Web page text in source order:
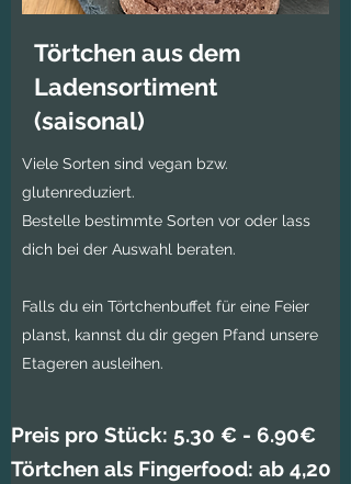
Törtchen aus dem
Ladensortiment
(saisonal)
Viele Sorten sind vegan bzw.
glutenreduziert.
Bestelle bestimmte Sorten vor oder lass
dich bei der Auswahl beraten.
​Falls du ein Törtchenbuffet für eine Feier
planst, kannst du dir gegen Pfand unsere
Etageren ausleihen.
Preis pro Stück: 5.30 € - 6.90€
Törtchen als Fingerfood: ab 4,20